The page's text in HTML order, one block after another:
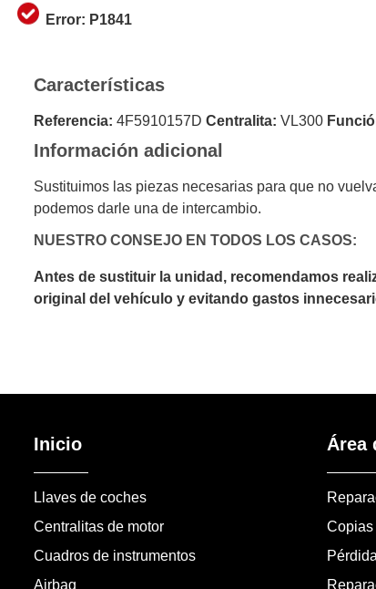
Error: P1841
Características
Referencia: 4F5910157D Centralita: VL300
Información adicional
Sustituimos las piezas necesarias para que no
podemos darle una de intercambio.
NUESTRO CONSEJO EN TODOS LOS CASOS:
Antes de sustituir la unidad, recomendamos
original del vehículo y evitando gastos
Inicio
Llaves de coches
Centralitas de motor
Cuadros de instrumentos
Airbag
Área